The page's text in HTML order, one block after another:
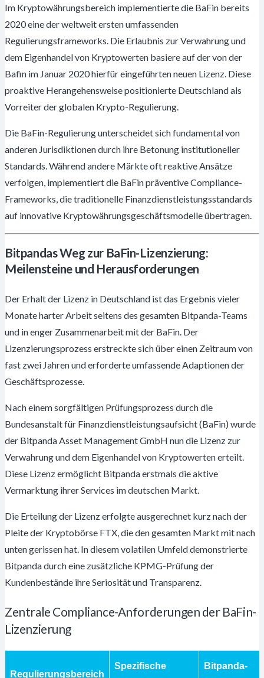
Im Kryptowährungsbereich implementierte die BaFin bereits
2020 eine der weltweit ersten umfassenden
Regulierungsframeworks. Die Erlaubnis zur Verwahrung und
dem Eigenhandel von Kryptowerten basiere auf der von der
Bafin im Januar 2020 hierfür eingeführten neuen Lizenz. Diese
proaktive Herangehensweise positionierte Deutschland als
Vorreiter der globalen Krypto-Regulierung.
Die BaFin-Regulierung unterscheidet sich fundamental von
anderen Jurisdiktionen durch ihre Betonung institutioneller
Standards. Während andere Märkte oft reaktive Ansätze
verfolgen, implementiert die BaFin präventive Compliance-
Frameworks, die traditionelle Finanzdienstleistungsstandards
auf innovative Kryptowährungsgeschäftsmodelle übertragen.
Bitpandas Weg zur BaFin-Lizenzierung:
Meilensteine und Herausforderungen
Der Erhalt der Lizenz in Deutschland ist das Ergebnis vieler
Monate harter Arbeit seitens des gesamten Bitpanda-Teams
und in enger Zusammenarbeit mit der BaFin. Der
Lizenzierungsprozess erstreckte sich über einen Zeitraum von
fast zwei Jahren und erforderte umfassende Adaptionen der
Geschäftsprozesse.
Nach einem sorgfältigen Prüfungsprozess durch die
Bundesanstalt für Finanzdienstleistungsaufsicht (BaFin) wurde
der Bitpanda Asset Management GmbH nun die Lizenz zur
Verwahrung und dem Eigenhandel von Kryptowerten erteilt.
Diese Lizenz ermöglicht Bitpanda erstmals die aktive
Vermarktung ihrer Services im deutschen Markt.
Die Erteilung der Lizenz erfolgte ausgerechnet kurz nach der
Pleite der Kryptobörse FTX, die den gesamten Markt mit nach
unten gerissen hat. In diesem volatilen Umfeld demonstrierte
Bitpanda durch eine zusätzliche KPMG-Prüfung der
Kundenbestände ihre Seriosität und Transparenz.
Zentrale Compliance-Anforderungen der BaFin-
Lizenzierung
Regulierungsbereich
Spezifische
Bitpanda-